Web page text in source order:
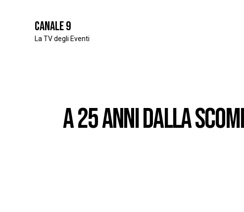
Canale 9
La TV degli Eventi
A 25 ANNI DALLA